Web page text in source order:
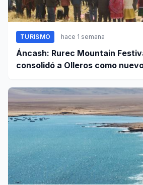
TURISMO hace 1 semana
Áncash: Rurec Mountain
consolidó a Olleros como